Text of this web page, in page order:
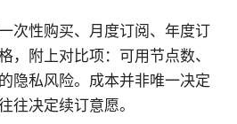
次性购买、月度订阅、年度订
，附上对比项：可用节点数、
隐私风险。成本并非唯一决定
往决定续订意愿。